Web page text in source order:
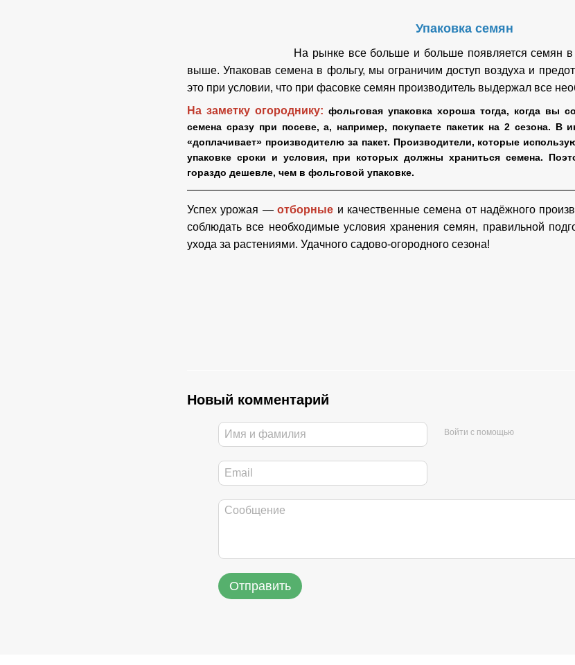
Упаковка семян
На рынке все больше и больше появляется семян
выше. Упаковав семена в фольгу, мы ограничим доступ воздуха и
это при условии, что при фасовке семян производитель выдержал все
На заметку огороднику: фольговая упаковка хороша тогда, когда вы
семена сразу при посеве, а, например, покупаете пакетик на 2 сезона. В
«доплачивает» производителю за пакет. Производители, которые
упаковке сроки и условия, при которых должны храниться семена.
гораздо дешевле, чем в фольговой упаковке.
Успех урожая —отборные и качественные семена от надёжного
соблюдать все необходимые условия хранения семян, правильной
ухода за растениями. Удачного садово-огородного сезона!
Новый комментарий
Войти с помощью
Отправить